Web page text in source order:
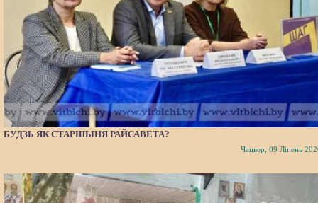
БУДЗЬ ЯК СТАРШЫНЯ РАЙСАВЕТА?
Чацвер, 09 Ліпень